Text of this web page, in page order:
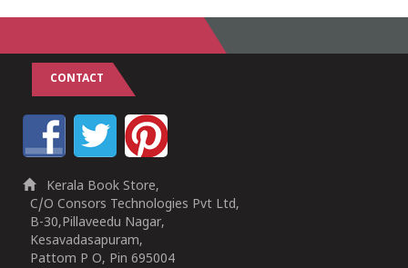
CONTACT
Kerala Book Store,
C/O Consors Technologies Pvt Ltd,
B-30,Pillaveedu Nagar,
Kesavadasapuram,
Pattom P O, Pin 695004